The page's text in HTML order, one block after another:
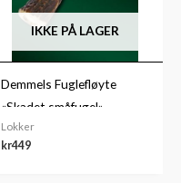
IKKE PÅ LAGER
Demmels Fuglefløyte
«Skadet småfugel»
Lokker
kr449